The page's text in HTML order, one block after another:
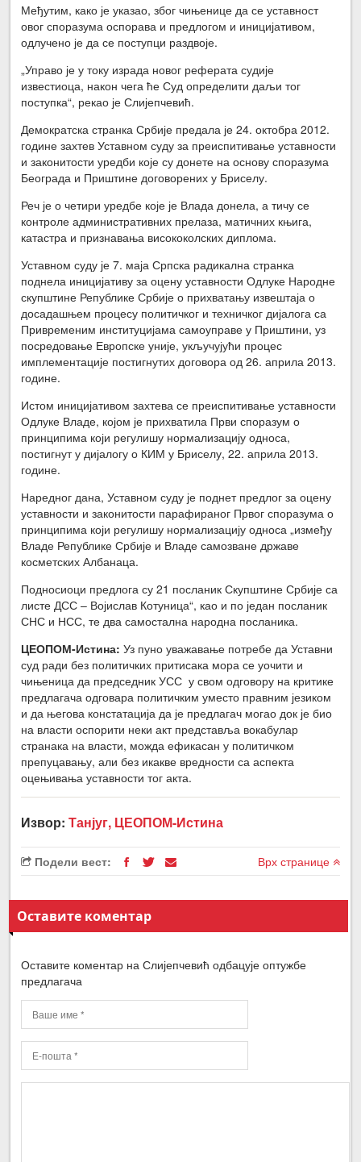
Међутим, како је указао, због чињенице да се уставност
овог споразума оспорава и предлогом и иницијативом,
одлучено је да се поступци раздвоје.
„Управо је у току израда новог реферата судије
известиоца, након чега ће Суд определити даљи тог
поступка“, рекао је Слијепчевић.
Демократска странка Србије предала је 24. октобра 2012.
године захтев Уставном суду за преиспитивање уставности
и законитости уредби које су донете на основу споразума
Београда и Приштине договорених у Бриселу.
Реч је о четири уредбе које је Влада донела, а тичу се
контроле административних прелаза, матичних књига,
катастра и признавања висококолских диплома.
Уставном суду је 7. маја Српска радикална странка
поднела иницијативу за оцену уставности Одлуке Народне
скупштине Републике Србије о прихватању извештаја о
досадашњем процесу политичког и техничког дијалога са
Привременим институцијама самоуправе у Приштини, уз
посредовање Европске уније, укључујући процес
имплементације постигнутих договора од 26. априла 2013.
године.
Истом иницијативом захтева се преиспитивање уставности
Одлуке Владе, којом је прихватила Први споразум о
принципима који регулишу нормализацију односа,
постигнут у дијалогу о КИМ у Бриселу, 22. априла 2013.
године.
Наредног дана, Уставном суду је поднет предлог за оцену
уставности и законитости парафираног Првог споразума о
принципима који регулишу нормализацију односа „између
Владе Републике Србије и Владе самозване државе
косметских Албанаца.
Подносиоци предлога су 21 посланик Скупштине Србије са
листе ДСС – Војислав Котуница“, као и по један посланик
СНС и НСС, те два самостална народна посланика.
ЦЕОПОМ-Истина: Уз пуно уважавање потребе да Уставни
суд ради без политичких притисака мора се уочити и
чињеница да председник УСС у свом одговору на критике
предлагача одговара политичким уместо правним језиком
и да његова констатација да је предлагач могао док је био
на власти оспорити неки акт представља вокабулар
странака на власти, можда ефикасан у политичком
препуцавању, али без икакве вредности са аспекта
оцењивања уставности тог акта.
Извор:Танјуг, ЦЕОПОМ-Истина
Подели вест: Врх странице
Оставите коментар
Оставите коментар на Слијепчевић одбацује оптужбе
предлагача